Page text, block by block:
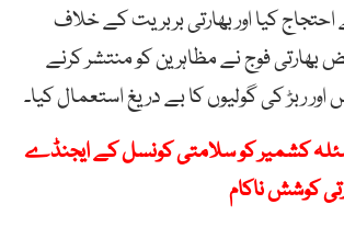
کیا اور بھارتی بربریت کے خلاف
بھارتی فوج نے مظاہرین کو منتشر کرنے
ربڑ کی گولیوں کا بے دریغ استعمال کیا۔
کشمیر کو سلامتی کونسل کے ایجنڈے
کوشش ناکام